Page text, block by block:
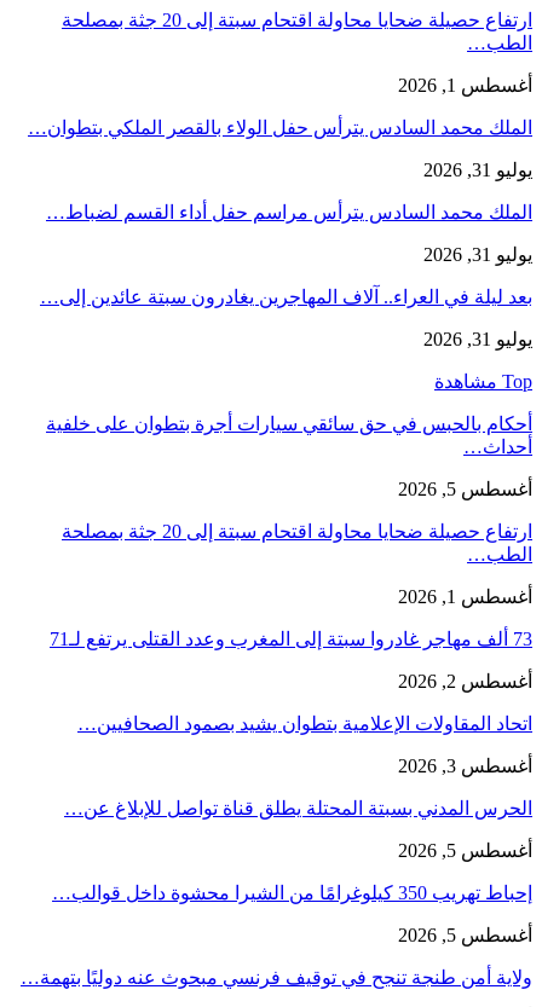
ارتفاع حصيلة ضحايا محاولة اقتحام سبتة إلى 20 جثة بمصلحة
الطب…
أغسطس 1, 2026
الملك محمد السادس يترأس حفل الولاء بالقصر الملكي بتطوان…
يوليو 31, 2026
الملك محمد السادس يترأس مراسم حفل أداء القسم لضباط…
يوليو 31, 2026
بعد ليلة في العراء.. آلاف المهاجرين يغادرون سبتة عائدين إلى…
يوليو 31, 2026
Top مشاهدة
أحكام بالحبس في حق سائقي سيارات أجرة بتطوان على خلفية
أحداث…
أغسطس 5, 2026
ارتفاع حصيلة ضحايا محاولة اقتحام سبتة إلى 20 جثة بمصلحة
الطب…
أغسطس 1, 2026
73 ألف مهاجر غادروا سبتة إلى المغرب وعدد القتلى يرتفع لـ71
أغسطس 2, 2026
اتحاد المقاولات الإعلامية بتطوان يشيد بصمود الصحافيين…
أغسطس 3, 2026
الحرس المدني بسبتة المحتلة يطلق قناة تواصل للإبلاغ عن…
أغسطس 5, 2026
إحباط تهريب 350 كيلوغرامًا من الشيرا محشوة داخل قوالب…
أغسطس 5, 2026
ولاية أمن طنجة تنجح في توقيف فرنسي مبحوث عنه دوليًا بتهمة…